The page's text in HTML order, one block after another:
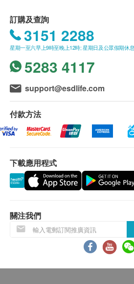
世界上有20％的主要健康問題與
大部分經遺傳而發病的病患，也是
子女若能遺傳到父母的優良基
傳給下一代。與唐氏綜合症的機
病的發病更高，香港最常見的遺
貧血症、耳聾、脆性X綜合症、
隱性疾病基因，令下一代的健康有
免責聲明：
所有健康檢查/服務並非作為
途。當閣下身體健康出現任何
諮詢有認可資格的醫生，作出
本服務/產品由商戶提供。
有關此服務/產品的錯漏或延
產品而引致的損失、損害、
網購health.ESDlife概不負責
查詢，須向提供服務之體檢中
訂購及查詢
3151 2288
星期一至六早上9時至晚上12時; 星期日及公眾假期休息
5283 4117
support@esdlife.com
付款方法
下載應用程式
關注我們